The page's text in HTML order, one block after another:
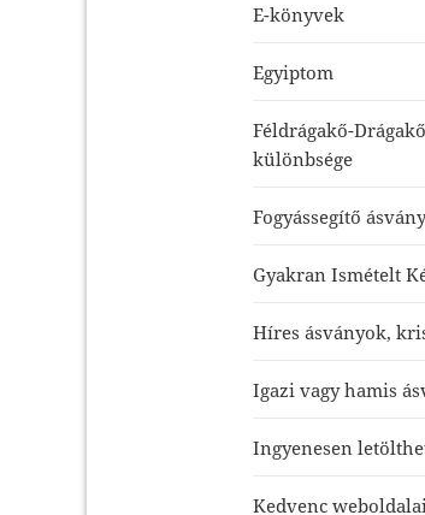
E-könyvek
Egyiptom
Féldrágakő-Drágakő
különbsége
Fogyássegítő
Gyakran Ismételt
Híres ásványok,
Igazi vagy hamis
Ingyenesen
Kedvenc